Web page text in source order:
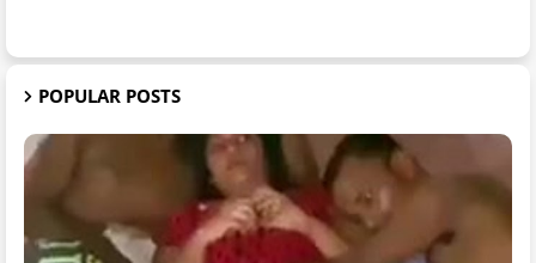
POPULAR POSTS